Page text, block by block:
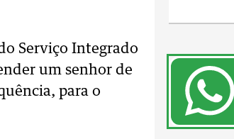
Serviço Integrado
um senhor de
para o